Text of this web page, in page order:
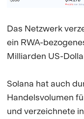
Das Netzwerk
ein RWA-
Milliarden US-
Solana hat auch
Handelsvolumen
und verzeichnete